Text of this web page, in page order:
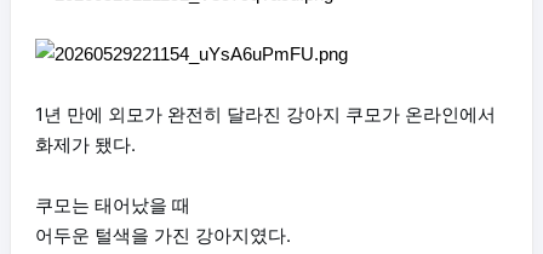
1년 만에 외모가 완전히 달라진 강아지 쿠모가 온라인에서
화제가 됐다.
쿠모는 태어났을 때
어두운 털색을 가진 강아지였다.